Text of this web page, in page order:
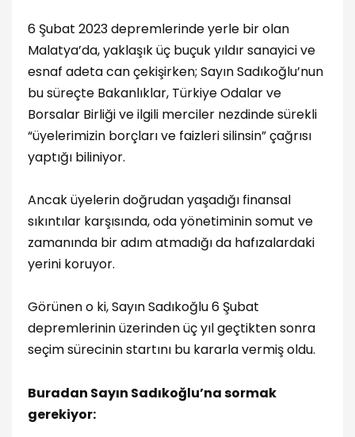
6 Şubat 2023 depremlerinde yerle bir olan
Malatya’da, yaklaşık üç buçuk yıldır sanayici ve
esnaf adeta can çekişirken; Sayın Sadıkoğlu’nun
bu süreçte Bakanlıklar, Türkiye Odalar ve
Borsalar Birliği ve ilgili merciler nezdinde sürekli
“üyelerimizin borçları ve faizleri silinsin” çağrısı
yaptığı biliniyor.
Ancak üyelerin doğrudan yaşadığı finansal
sıkıntılar karşısında, oda yönetiminin somut ve
zamanında bir adım atmadığı da hafızalardaki
yerini koruyor.
Görünen o ki, Sayın Sadıkoğlu 6 Şubat
depremlerinin üzerinden üç yıl geçtikten sonra
seçim sürecinin startını bu kararla vermiş oldu.
Buradan Sayın Sadıkoğlu’na sormak
gerekiyor: